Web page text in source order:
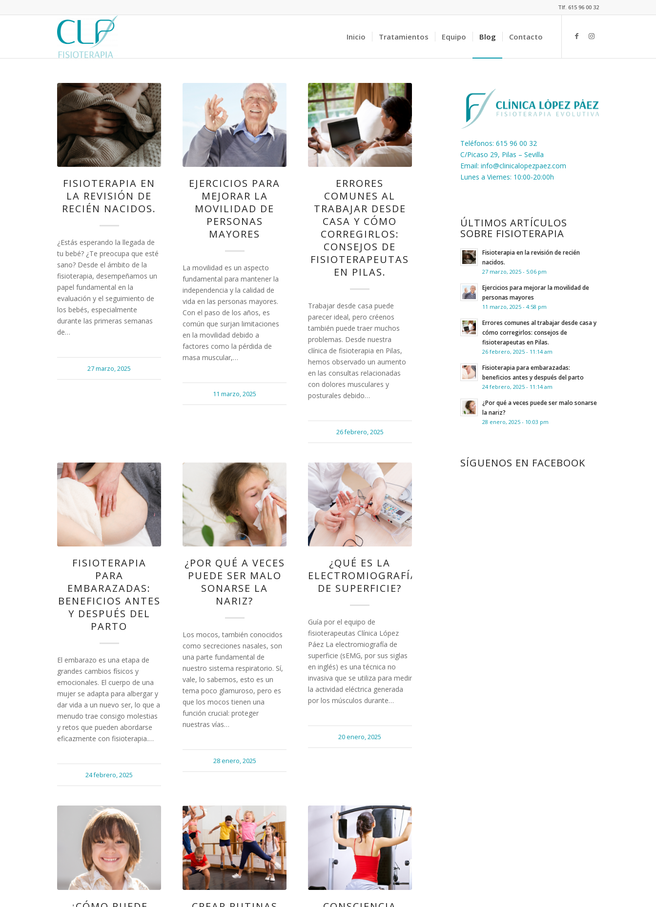
Tlf. 615 96 00 32
Inicio Tratamientos Equipo Blog Contacto
FISIOTERAPIA EN
LA REVISIÓN DE
RECIÉN NACIDOS.
¿Estás esperando la llegada de
tu bebé? ¿Te preocupa que esté
sano? Desde el ámbito de la
fisioterapia, desempeñamos un
papel fundamental en la
evaluación y el seguimiento de
los bebés, especialmente
durante las primeras semanas
de…
27 marzo, 2025
EJERCICIOS PARA
MEJORAR LA
MOVILIDAD DE
PERSONAS
MAYORES
La movilidad es un aspecto
fundamental para mantener la
independencia y la calidad de
vida en las personas mayores.
Con el paso de los años, es
común que surjan limitaciones
en la movilidad debido a
factores como la pérdida de
masa muscular,…
11 marzo, 2025
ERRORES
COMUNES AL
TRABAJAR DESDE
CASA Y CÓMO
CORREGIRLOS:
CONSEJOS DE
FISIOTERAPEUTAS
EN PILAS.
Trabajar desde casa puede
parecer ideal, pero créenos
también puede traer muchos
problemas. Desde nuestra
clínica de fisioterapia en Pilas,
hemos observado un aumento
en las consultas relacionadas
con dolores musculares y
posturales debido…
26 febrero, 2025
FISIOTERAPIA
PARA
EMBARAZADAS:
BENEFICIOS ANTES
Y DESPUÉS DEL
PARTO
El embarazo es una etapa de
grandes cambios físicos y
emocionales. El cuerpo de una
mujer se adapta para albergar y
dar vida a un nuevo ser, lo que a
menudo trae consigo molestias
y retos que pueden abordarse
eficazmente con fisioterapia.…
24 febrero, 2025
¿POR QUÉ A VECES
PUEDE SER MALO
SONARSE LA
NARIZ?
Los mocos, también conocidos
como secreciones nasales, son
una parte fundamental de
nuestro sistema respiratorio. Sí,
vale, lo sabemos, esto es un
tema poco glamuroso, pero es
que los mocos tienen una
función crucial: proteger
nuestras vías…
28 enero, 2025
¿QUÉ ES LA
ELECTROMIOGRAFÍA
DE SUPERFICIE?
Guía por el equipo de
fisioterapeutas Clínica López
Páez La electromiografía de
superficie (sEMG, por sus siglas
en inglés) es una técnica no
invasiva que se utiliza para medir
la actividad eléctrica generada
por los músculos durante…
20 enero, 2025
Teléfonos: 615 96 00 32
C/Picaso 29, Pilas – Sevilla
Email: info@clinicalopezpaez.com
Lunes a Viernes: 10:00-20:00h
ÚLTIMOS ARTÍCULOS
SOBRE FISIOTERAPIA
Fisioterapia en la revisión de recién
nacidos.
27 marzo, 2025 - 5:06 pm
Ejercicios para mejorar la movilidad de
personas mayores
11 marzo, 2025 - 4:58 pm
Errores comunes al trabajar desde casa y
cómo corregirlos: consejos de
fisioterapeutas en Pilas.
26 febrero, 2025 - 11:14 am
Fisioterapia para embarazadas:
beneficios antes y después del parto
24 febrero, 2025 - 11:14 am
¿Por qué a veces puede ser malo sonarse
la nariz?
28 enero, 2025 - 10:03 pm
SÍGUENOS EN FACEBOOK